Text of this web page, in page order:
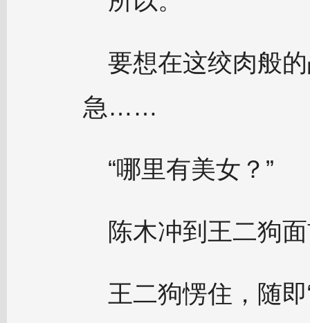
要想在这绞肉般
急……
“哪里有美女？”
陈木冲到王二狗
王二狗愣住，随